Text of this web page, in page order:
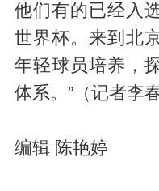
他们有的已经入
世界杯。来到北
年轻球员培养，
体系。”（记者李
编辑 陈艳婷